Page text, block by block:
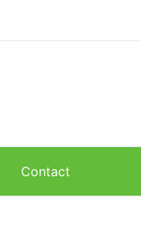
Contact